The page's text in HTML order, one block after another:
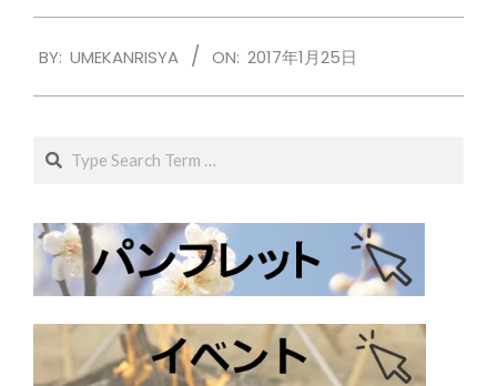
01-
BY: UMEKANRISYA ON: 2017年1月25日
Search